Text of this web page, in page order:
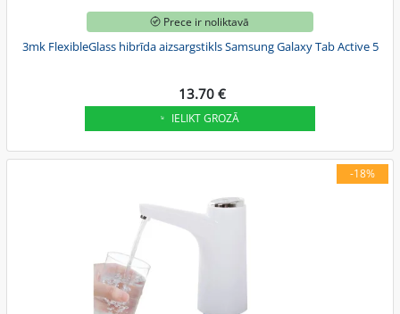
Prece ir noliktavā
3mk FlexibleGlass hibrīda aizsargstikls Samsung Galaxy Tab Active 5
13.70 €
IELIKT GROZĀ
-18%